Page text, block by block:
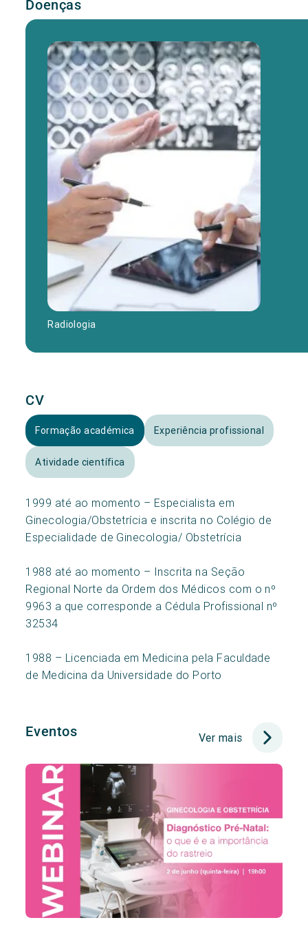
Doenças
Radiologia
CV
Formação académica Experiência profissional
Atividade científica
1999 até ao momento – Especialista em
Ginecologia/Obstetrícia e inscrita no Colégio de
Especialidade de Ginecologia/ Obstetrícia
1988 até ao momento – Inscrita na Seção
Regional Norte da Ordem dos Médicos com o nº
9963 a que corresponde a Cédula Profissional nº
32534
1988 – Licenciada em Medicina pela Faculdade
de Medicina da Universidade do Porto
Eventos Ver mais